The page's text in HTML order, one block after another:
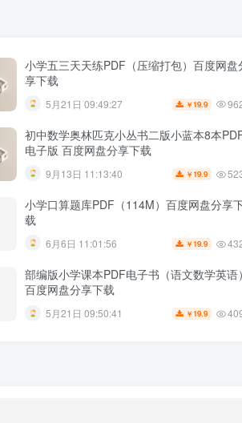
小学五三天天练PDF（压缩打包）百度网盘
享下载
5月21日 09:49:27 ￥ 19.9
初中数学奥林匹克小丛书二版小蓝本8本
电子版 百度网盘分享下载
9月13日 11:13:40 ￥ 19.9
小学口算题库PDF（114M）百度网盘分享
载
6月6日 11:01:56 ￥ 19.9
部编版小学课本PDF电子书（语文数学英语）
百度网盘分享下载
5月21日 09:50:41 ￥ 19.9